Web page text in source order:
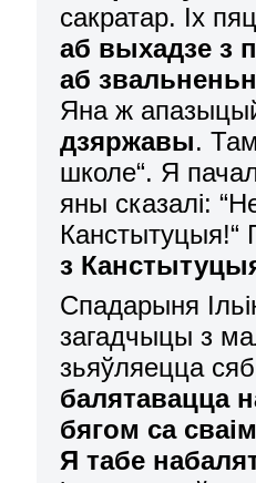
сакратар. Іх
аб выхадзе з
аб
Яна ж
дзяржавы.
школе“. Я
яны сказалі:“
Канстытуцыя!“
з
Спадарыня
загадчыцы з
зьяўляецца
балятавацца
бягом са
Я табе